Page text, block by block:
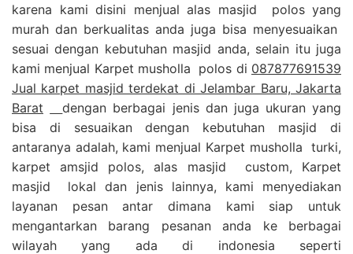
karena kami disini menjual alas masjid polos yang
murah dan berkualitas anda juga bisa menyesuaikan
sesuai dengan kebutuhan masjid anda, selain itu juga
kami menjual Karpet musholla polos di 087877691539
Jual karpet masjid terdekat di Jelambar Baru, Jakarta
Barat
dengan berbagai jenis dan juga ukuran yang
bisa di sesuaikan dengan kebutuhan masjid di
antaranya adalah, kami menjual Karpet musholla turki,
karpet amsjid polos, alas masjid custom, Karpet
masjid lokal dan jenis lainnya, kami menyediakan
layanan pesan antar dimana kami siap untuk
mengantarkan barang pesanan anda ke berbagai
wilayah yang ada di indonesia seperti